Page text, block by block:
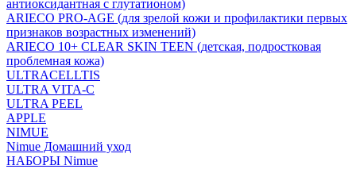
антиоксидантная с глутатионом)
ARIECO PRO-AGE (для зрелой кожи и профилактики первых
признаков возрастных изменений)
ARIECO 10+ CLEAR SKIN TEEN (детская, подростковая
проблемная кожа)
ULTRACELLTIS
ULTRA VITA-C
ULTRA PEEL
APPLE
NIMUE
Nimue Домашний уход
НАБОРЫ Nimue